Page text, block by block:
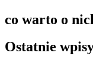
co warto o
Ostatnie